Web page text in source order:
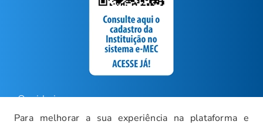
Para melhorar a sua experiência na plataforma e
Ouvidoria
Carreiras